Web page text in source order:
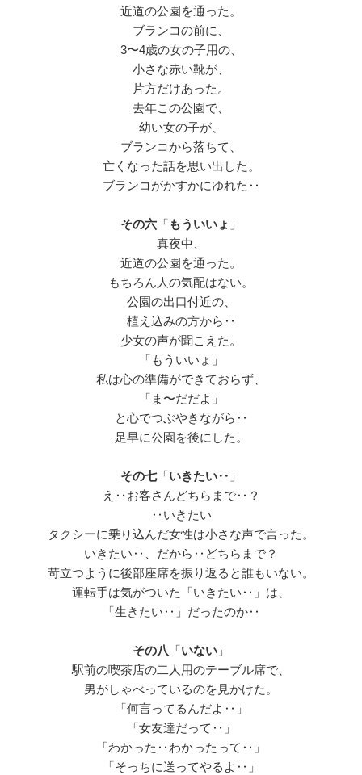
近道の公園を通った。
ブランコの前に、
3〜4歳の女の子用の、
小さな赤い靴が、
片方だけあった。
去年この公園で、
幼い女の子が、
ブランコから落ちて、
亡くなった話を思い出した。
ブランコがかすかにゆれた‥
その六 「もういいょ 」
真夜中、
近道の公園を通った。
もちろん人の気配はない。
公園の出口付近の、
植え込みの方から‥
少女の声が聞こえた。
「もういいょ」
私は心の準備ができておらず、
「ま〜だだよ」
と心でつぶやきながら‥
足早に公園を後にした。
その七「いきたい‥ 」
え‥お客さんどちらまで‥？
‥いきたい
タクシーに乗り込んだ女性は小さな声で言った。
いきたい‥、だから‥どちらまで？
苛立つように後部座席を振り返ると誰もいない。
運転手は気がついた「いきたい‥」は、
「生きたい‥」だったのか‥
その八 「いない 」
駅前の喫茶店の二人用のテーブル席で、
男がしゃべっているのを見かけた。
「何言ってるんだよ‥」
「女友達だって‥」
「わかった‥わかったって‥」
「そっちに送ってやるよ‥」